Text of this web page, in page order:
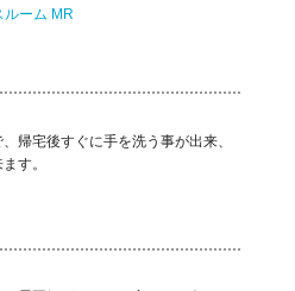
ルーム MR
帰宅後すぐに手を洗う事が出来、
す。